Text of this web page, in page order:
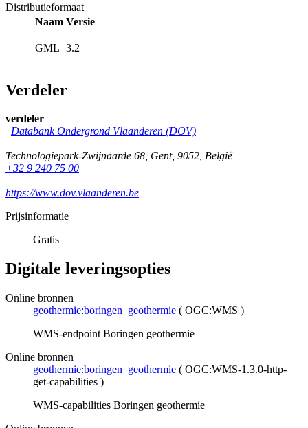
Distributieformaat
Naam Versie
GML 3.2
Verdeler
verdeler
Databank Ondergrond Vlaanderen (DOV)
Technologiepark-Zwijnaarde 68, Gent, 9052, België
+32 9 240 75 00
https://www.dov.vlaanderen.be
Prijsinformatie
Gratis
Digitale leveringsopties
Online bronnen
geothermie:boringen_geothermie ( OGC:WMS )
WMS-endpoint Boringen geothermie
Online bronnen
geothermie:boringen_geothermie ( OGC:WMS-1.3.0-http-
get-capabilities )
WMS-capabilities Boringen geothermie